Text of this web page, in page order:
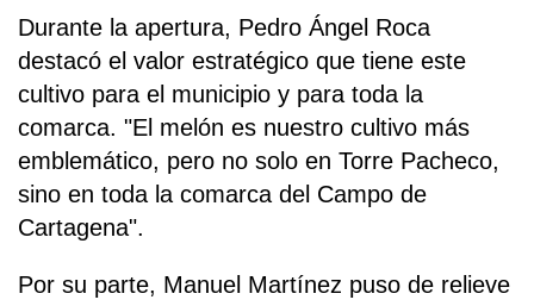
Durante la apertura, Pedro Ángel Roca
destacó el valor estratégico que tiene este
cultivo para el municipio y para toda la
comarca. "El melón es nuestro cultivo más
emblemático, pero no solo en Torre Pacheco,
sino en toda la comarca del Campo de
Cartagena".
Por su parte, Manuel Martínez puso de relieve